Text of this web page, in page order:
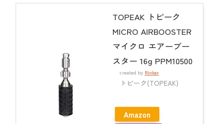
TOPEAK トピーク
MICRO AIRBOOSTER
マイクロ エアーブー
スター 16g PPM10500
created by Rinker
トピーク(TOPEAK)
Amazon